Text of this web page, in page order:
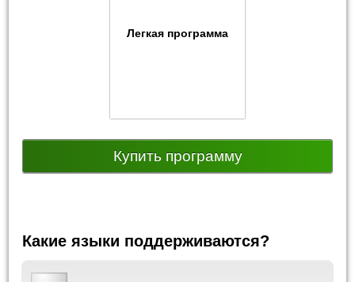
Легкая программа
Купить программу
Какие языки поддерживаются?